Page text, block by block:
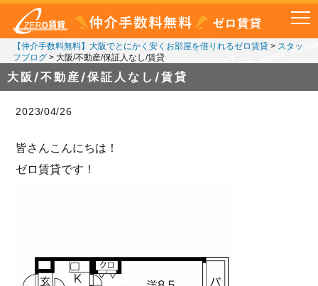
【仲介手数料無料】大阪でとにかく安くお部屋を借りれるゼロ賃貸> スタッ
フブログ> 大阪/不動産/保証人なし/賃貸
大阪/不動産/保証人なし/賃貸
2023/04/26
皆さんこんにちは！
ゼロ賃貸です！